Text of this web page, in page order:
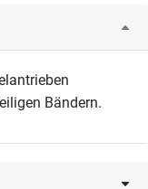
Bändern.